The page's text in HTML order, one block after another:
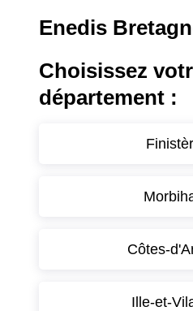
Enedis
Choisissez
département :
Côtes-
Ille-et-